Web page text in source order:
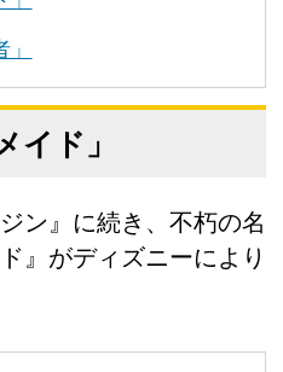
イド」
ン』に続き、不朽の名
』がディズニーにより